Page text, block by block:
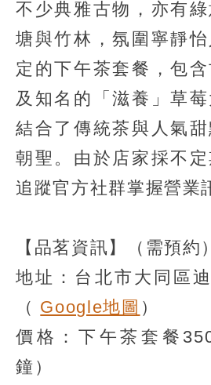
不少典雅古物，亦有
塘與竹林，氛圍寧靜
定的下午茶套餐，包
及知名的「滋養」草莓
結合了傳統茶與人氣
朝聖。由於店家採不
追蹤官方社群掌握營業
【品茗資訊】（需預約）
地址：台北市大同區
（ Google地圖 ）
價格：下午茶套餐
鐘）